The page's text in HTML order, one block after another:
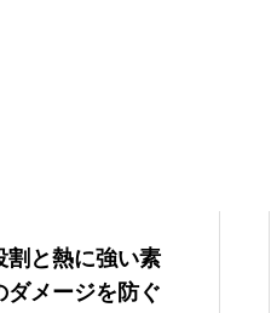
割と熱に強い素
ダメージを防ぐ